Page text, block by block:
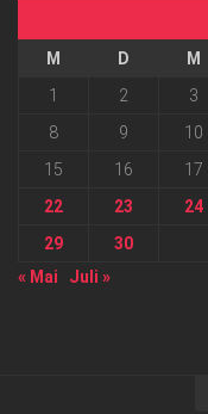
M D M
1
2 3
8
9 10
15
16 17
22
23 24
29
30
« Mai
Juli »